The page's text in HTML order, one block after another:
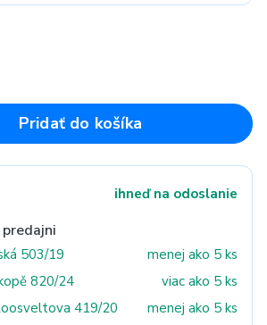
Pridať do košíka
ihneď na odoslanie
503/19
menej ako 5 ks
820/24
viac ako 5 ks
419/20
menej ako 5 ks